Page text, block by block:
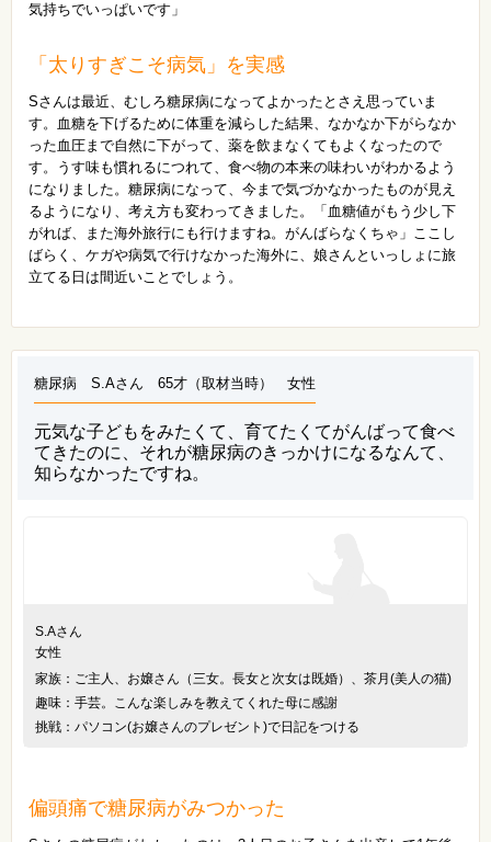
気持ちでいっぱいです」
「太りすぎこそ病気」を実感
Sさんは最近、むしろ糖尿病になってよかったとさえ思っていま
す。血糖を下げるために体重を減らした結果、なかなか下がらなか
った血圧まで自然に下がって、薬を飲まなくてもよくなったので
す。うす味も慣れるにつれて、食べ物の本来の味わいがわかるよう
になりました。糖尿病になって、今まで気づかなかったものが見え
るようになり、考え方も変わってきました。「血糖値がもう少し下
がれば、また海外旅行にも行けますね。がんばらなくちゃ」ここし
ばらく、ケガや病気で行けなかった海外に、娘さんといっしょに旅
立てる日は間近いことでしょう。
糖尿病 S.Aさん 65才（取材当時） 女性
元気な子どもをみたくて、育てたくてがんばって食べ
てきたのに、それが糖尿病のきっかけになるなんて、
知らなかったですね。
S.Aさん
女性
家族：ご主人、お嬢さん（三女。長女と次女は既婚）、茶月(美人の猫)
趣味：手芸。こんな楽しみを教えてくれた母に感謝
挑戦：パソコン(お嬢さんのプレゼント)で日記をつける
偏頭痛で糖尿病がみつかった